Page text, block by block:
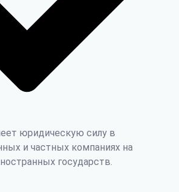
юридическую силу в
и частных компаниях на
государств.